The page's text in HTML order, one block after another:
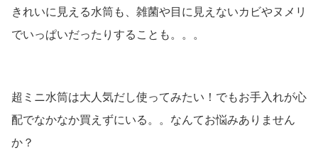
きれいに見える水筒も、雑菌や目に見えないカビやヌメリ
でいっぱいだったりすることも。。。
超ミニ水筒は大人気だし使ってみたい！でもお手入れが心
配でなかなか買えずにいる。。なんてお悩みありません
か？